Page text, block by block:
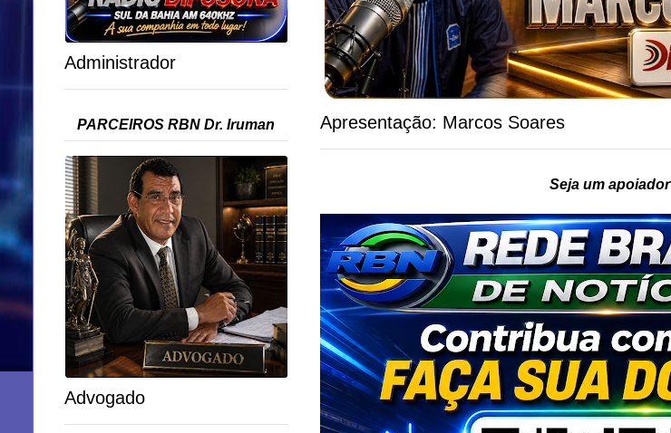
Apresentação: Marcos Soares
Seja um apoiador
Administrador
PARCEIROS RBN Dr. Iruman
Advogado